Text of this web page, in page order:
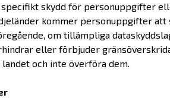
skydd för personuppgifter
kommer personuppgifter
om tillämpliga
eller förbjuder
och inte överföra dem.